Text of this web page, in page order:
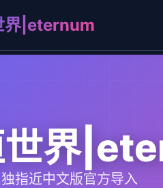
界|eternum
世界
指近中文版官方导入